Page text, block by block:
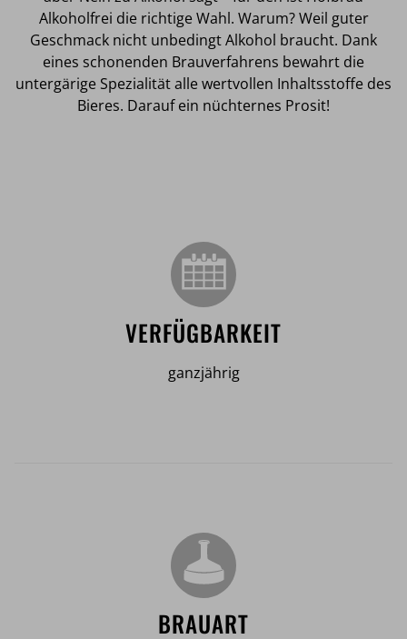
Alkoholfrei die richtige Wahl. Warum? Weil guter
Geschmack nicht unbedingt Alkohol braucht. Dank
eines schonenden Brauverfahrens bewahrt die
untergärige Spezialität alle wertvollen Inhaltsstoffe des
Bieres. Darauf ein nüchternes Prosit!
VERFÜGBARKEIT
ganzjährig
BRAUART